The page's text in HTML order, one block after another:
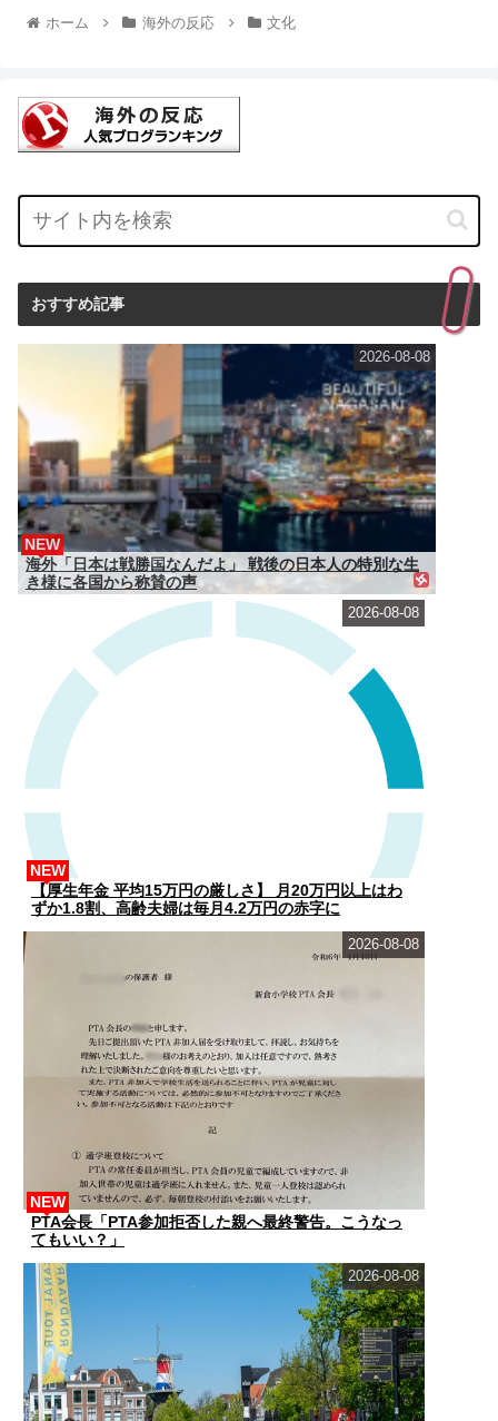
ホーム 海外の反応 文化
おすすめ記事
海外「日本は戦勝国なんだよ」 戦後の日本人の特別な生
き様に各国から称賛の声
NEW
2026-08-08
【厚生年金 平均15万円の厳しさ】 月20万円以上はわ
ずか1.8割、高齢夫婦は毎月4.2万円の赤字に
NEW
2026-08-08
PTA会長「PTA参加拒否した親へ最終警告。こうなっ
てもいい？」
NEW
2026-08-08
2026-08-08